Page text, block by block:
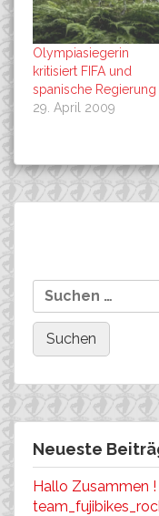
Olympiasiegerin
kritisiert FIFA und
spanische Regierung
29. April 2009
Neueste
Hallo Zusammen